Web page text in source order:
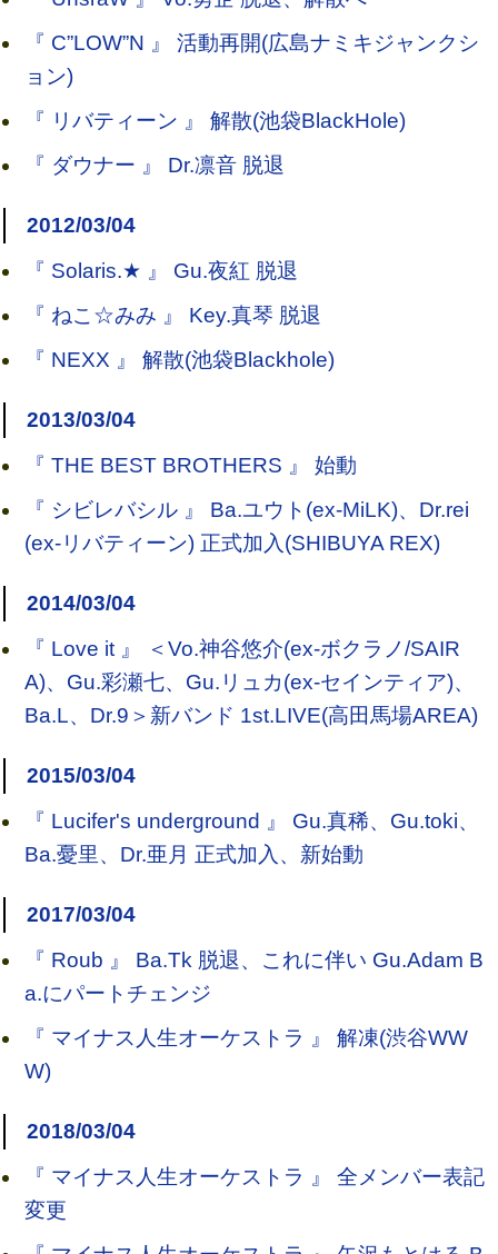
『 C”LOW”N 』 活動再開(広島ナミキジャンクシ
ョン)
『 リバティーン 』 解散(池袋BlackHole)
『 ダウナー 』 Dr.凛音 脱退
2012/03/04
『 Solaris.★ 』 Gu.夜紅 脱退
『 ねこ☆みみ 』 Key.真琴 脱退
『 NEXX 』 解散(池袋Blackhole)
2013/03/04
『 THE BEST BROTHERS 』 始動
『 シビレバシル 』 Ba.ユウト(ex-MiLK)、Dr.rei
(ex-リバティーン) 正式加入(SHIBUYA REX)
2014/03/04
『 Love it 』 ＜Vo.神谷悠介(ex-ボクラノ/SAIR
A)、Gu.彩瀬七、Gu.リュカ(ex-セインティア)、
Ba.L、Dr.9＞新バンド 1st.LIVE(高田馬場AREA)
2015/03/04
『 Lucifer's underground 』 Gu.真稀、Gu.toki、
Ba.憂里、Dr.亜月 正式加入、新始動
2017/03/04
『 Roub 』 Ba.Tk 脱退、これに伴い Gu.Adam B
a.にパートチェンジ
『 マイナス人生オーケストラ 』 解凍(渋谷WW
W)
2018/03/04
『 マイナス人生オーケストラ 』 全メンバー表記
変更